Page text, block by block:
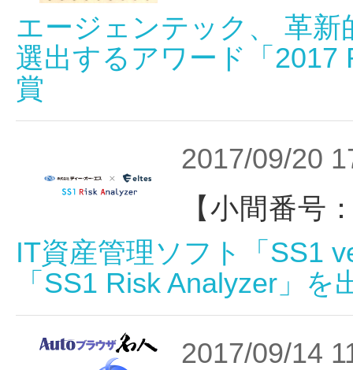
エージェンテック、 革
選出するアワード「2017
賞
2017/09/20
【小間番号
IT資産管理ソフト「SS1
「SS1 Risk Analyzer」を
2017/09/14